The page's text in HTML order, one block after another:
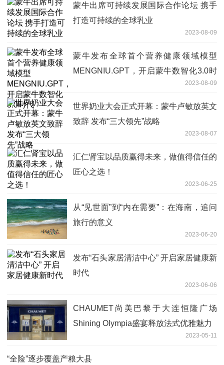
蒙牛出席可持续发展国际合作论坛 携手
打造可持续的全球乳业
2023-08-09
蒙牛发布全球首个营养健康领域模型
MENGNIU.GPT，开启蒙牛数智化3.0时
2023-08-09
世界奶业大会正式开幕：蒙牛卢敏放英文
致辞 发布“三大领先”战略
2023-08-07
汇仁肾宝以品质赢得未来，做值得信任的
匠心之选！
2023-06-25
从“见世面”到“内在需要”：在海南，追问
旅行的意义
2023-06-20
发布“石头家居清洁中心” 开启家居健康新
时代
2023-06-06
CHAUMET尚美巴黎于大连恒隆广场
Shining Olympia盛宴释放法式优雅魅力
2023-05-11
“全险”逐步覆盖产粮大县